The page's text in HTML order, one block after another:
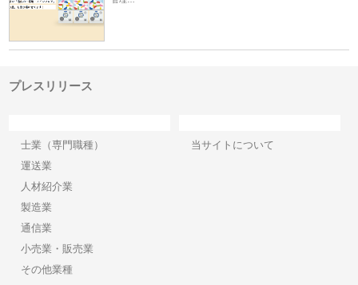
プレスリリース
士業（専門職種）
運送業
人材紹介業
製造業
通信業
小売業・販売業
その他業種
当サイトについて